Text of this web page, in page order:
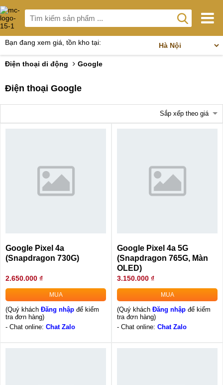
Bạn đang xem giá, tồn kho tại:
Điện thoại di động Google
Điện thoại Google
Sắp xếp theo giá
Google Pixel 4a
(Snapdragon 730G)
2.650.000 ₫
MUA
(Quý khách Đăng nhập để kiểm
tra đơn hàng)
- Chat online: Chat Zalo
Google Pixel 4a 5G
(Snapdragon 765G, Màn
OLED)
3.150.000 ₫
MUA
(Quý khách Đăng nhập để kiểm
tra đơn hàng)
- Chat online: Chat Zalo